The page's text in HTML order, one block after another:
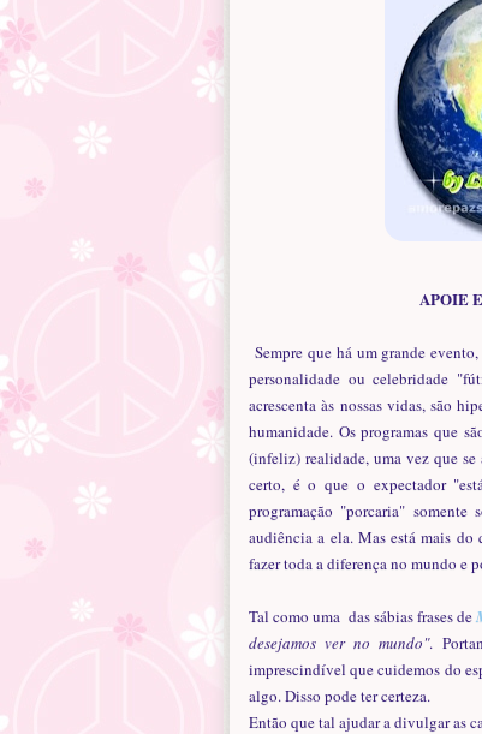
APOIE
Sempre que há um grande
personalidade ou celebridade
acrescenta às nossas vidas, são
humanidade. Os programas que
(infeliz) realidade, uma vez que se
certo, é o que o expectador
programação "porcaria"
audiência a ela. Mas está mais do
fazer toda a diferença no mundo e
Tal como uma das sábias frases de
desejamos ver no mundo".
imprescindível que cuidemos do
algo. Disso pode ter certeza.
Então que tal ajudar a divulgar as